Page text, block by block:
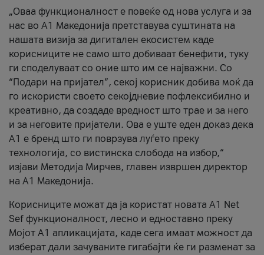
„Оваа функционалност е повеќе од нова услуга и за
нас во А1 Македонија претставува суштината на
нашата визија за дигитален екосистем каде
корисниците не само што добиваат бенефити, туку
ги споделуваат со оние што им се најважни. Со
“Подари на пријател”, секој корисник добива моќ да
го искористи своето секојдневие пофлексибилно и
креативно, да создаде вредност што трае и за него
и за неговите пријатели. Ова е уште еден доказ дека
А1 е бренд што ги поврзува луѓето преку
технологија, со вистинска слобода на избор,“
изјави Методија Мирчев, главен извршен директор
на А1 Македонија.
Корисниците можат да ја користат новата А1 Net
Sef функционалност, лесно и едноставно преку
Мојот А1 апликацијата, каде сега имаат можност да
изберат дали зачуваните гигабајти ќе ги разменат за